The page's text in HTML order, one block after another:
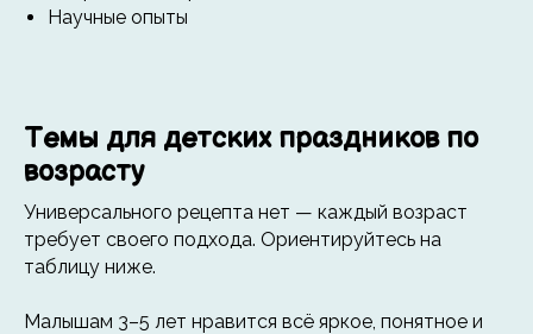
Научные опыты
Темы для детских праздников по
возрасту
Универсального рецепта нет — каждый возраст
требует своего подхода. Ориентируйтесь на
таблицу ниже.
Малышам 3–5 лет нравится всё яркое, понятное и